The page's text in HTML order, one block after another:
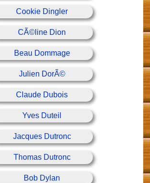
Cookie Dingler
CÃ©line Dion
Beau Dommage
Julien DorÃ©
Claude Dubois
Yves Duteil
Jacques Dutronc
Thomas Dutronc
Bob Dylan